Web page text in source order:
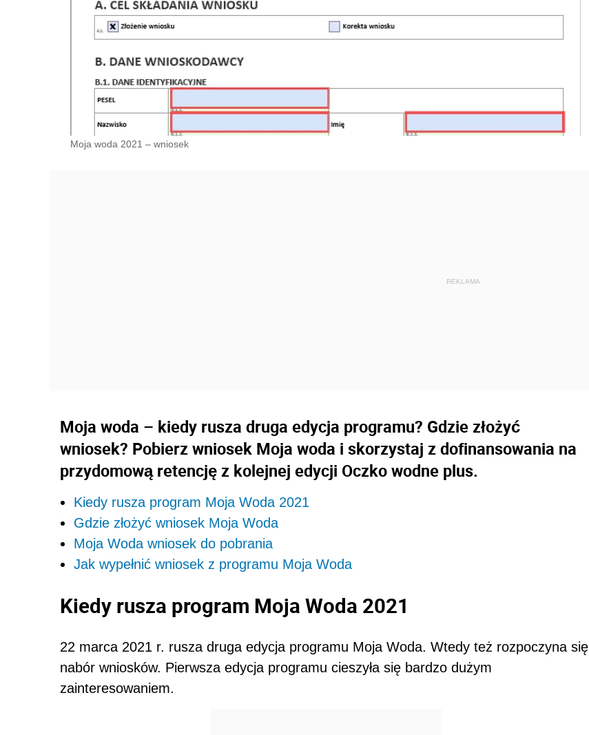
Moja woda 2021 – wniosek
Moja woda – kiedy rusza druga edycja programu? Gdzie złożyć
wniosek? Pobierz wniosek Moja woda i skorzystaj z dofinansowania na
przydomową retencję z kolejnej edycji Oczko wodne plus.
Kiedy rusza program Moja Woda 2021
Gdzie złożyć wniosek Moja Woda
Moja Woda wniosek do pobrania
Jak wypełnić wniosek z programu Moja Woda
Kiedy rusza program Moja Woda 2021
22 marca 2021 r. rusza druga edycja programu Moja Woda. Wtedy też rozpoczyna się
nabór wniosków. Pierwsza edycja programu cieszyła się bardzo dużym
zainteresowaniem.